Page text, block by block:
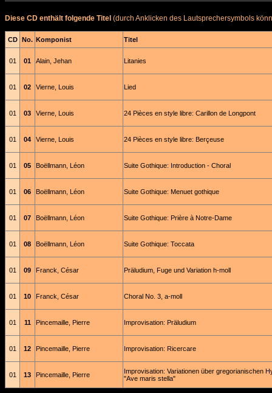
Diese CD enthält folgende Titel (durch Anklicken des Lautsprechersymbols
CD No. Komponist Titel
01 01 Alain, Jehan Litanies
01 02 Vierne, Louis Lied
01 03 Vierne, Louis 24 Pièces en style libre: Carillon de Longpont
01 04 Vierne, Louis 24 Pièces en style libre: Berçeuse
01 05 Boëllmann, Léon Suite Gothique: Introduction - Choral
01 06 Boëllmann, Léon Suite Gothique: Menuet gothique
01 07 Boëllmann, Léon Suite Gothique: Prière à Notre-Dame
01 08 Boëllmann, Léon Suite Gothique: Toccata
01 09 Franck, César Präludium, Fuge und Variation h-moll
01 10 Franck, César Choral No. 3, a-moll
01 11 Pincemaille, Pierre Improvisation: Präludium
01 12 Pincemaille, Pierre Improvisation: Ricercare
01 13 Pincemaille, Pierre
Improvisation: Variationen über gregorianischen
"Ave maris stella"